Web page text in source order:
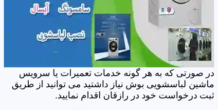
در صورتی که به هر گونه خدمات تعمیرات یا سرویس
ماشین لباسشویی بوش نیاز داشتید می توانید از طریق
ثبت درخواست خود در رازقان اقدام نمایید.